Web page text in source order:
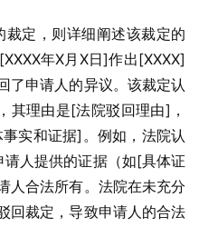
年X月X日]作出[XXXX]
了申请人的异议。该裁定认
其理由是[法院驳回理由]，
实和证据]。例如，法院认
人提供的证据（如[具体证
人合法所有。法院在未充分
回裁定，导致申请人的合法